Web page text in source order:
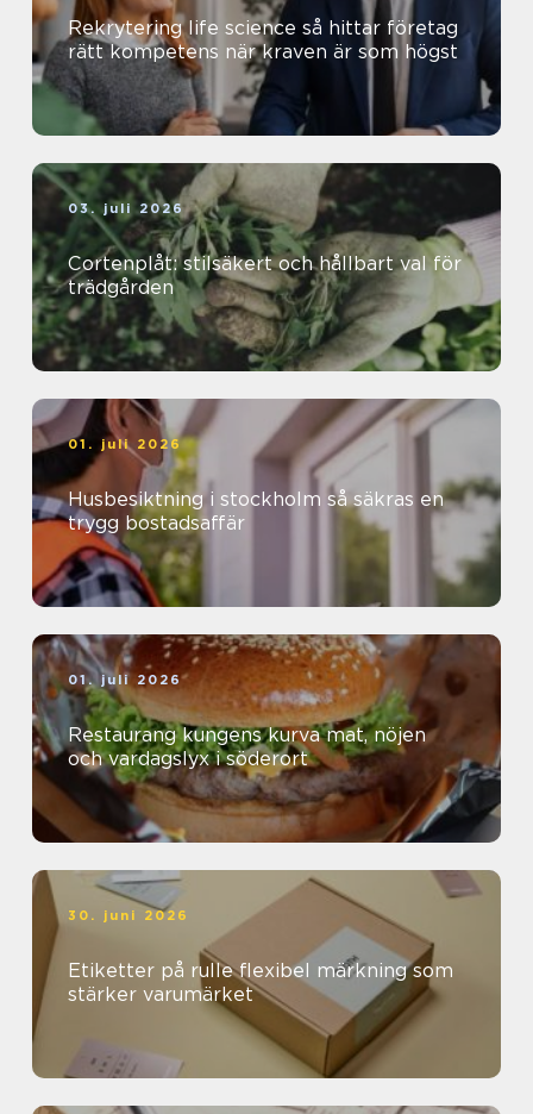
Rekrytering life science så hittar företag
rätt kompetens när kraven är som högst
03. juli 2026
Cortenplåt: stilsäkert och hållbart val för
trädgården
01. juli 2026
Husbesiktning i stockholm så säkras en
trygg bostadsaffär
01. juli 2026
Restaurang kungens kurva mat, nöjen
och vardagslyx i söderort
30. juni 2026
Etiketter på rulle flexibel märkning som
stärker varumärket